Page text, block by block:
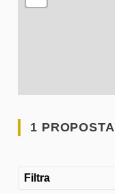
1 PROPOSTA
Filtra